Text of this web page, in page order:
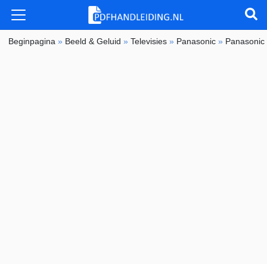
Beginpagina » Beeld & Geluid »Televisies » Panasonic »